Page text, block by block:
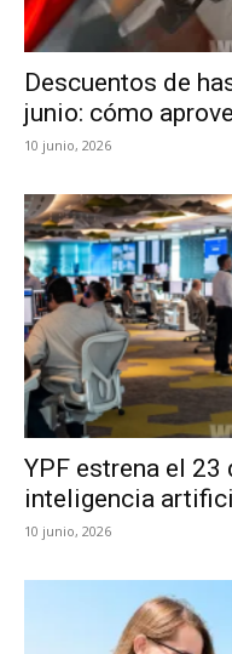
Descuentos de
junio: cómo
10 junio, 2026
YPF estrena el 23
inteligencia
10 junio, 2026